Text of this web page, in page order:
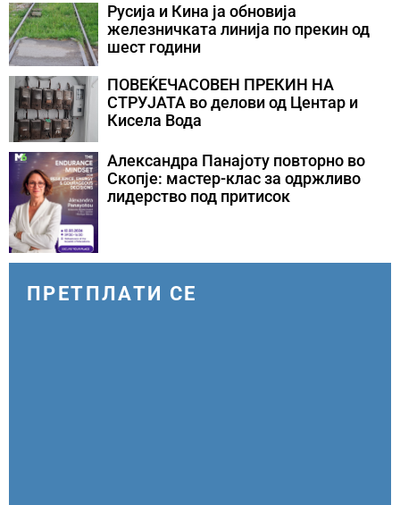
Русија и Кина ја обновија
железничката линија по прекин од
шест години
ПОВЕЌЕЧАСОВЕН ПРЕКИН НА
СТРУЈАТА во делови од Центар и
Кисела Вода
Александра Панајоту повторно во
Скопје: мастер-клас за одржливо
лидерство под притисок
ПРЕТПЛАТИ СЕ